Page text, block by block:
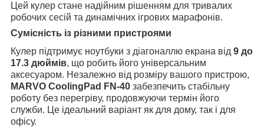
Цей кулер стане надійним рішенням для тривалих
робочих сесій та динамічних ігрових марафонів.
Сумісність із різними пристроями
Кулер підтримує ноутбуки з діагоналлю екрана від 9 до
17.3 дюймів, що робить його універсальним
аксесуаром. Незалежно від розміру вашого пристрою,
MARVO CoolingPad FN-40 забезпечить стабільну
роботу без перегріву, продовжуючи термін його
служби. Це ідеальний варіант як для дому, так і для
офісу.